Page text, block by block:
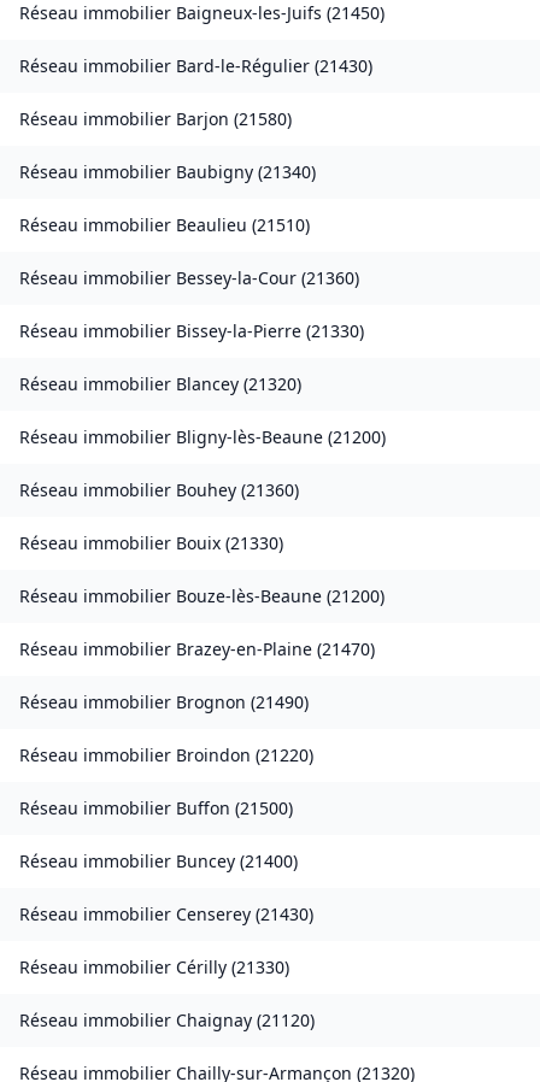
Réseau immobilier Baigneux-les-Juifs (21450)
Réseau immobilier Bard-le-Régulier (21430)
Réseau immobilier Barjon (21580)
Réseau immobilier Baubigny (21340)
Réseau immobilier Beaulieu (21510)
Réseau immobilier Bessey-la-Cour (21360)
Réseau immobilier Bissey-la-Pierre (21330)
Réseau immobilier Blancey (21320)
Réseau immobilier Bligny-lès-Beaune (21200)
Réseau immobilier Bouhey (21360)
Réseau immobilier Bouix (21330)
Réseau immobilier Bouze-lès-Beaune (21200)
Réseau immobilier Brazey-en-Plaine (21470)
Réseau immobilier Brognon (21490)
Réseau immobilier Broindon (21220)
Réseau immobilier Buffon (21500)
Réseau immobilier Buncey (21400)
Réseau immobilier Censerey (21430)
Réseau immobilier Cérilly (21330)
Réseau immobilier Chaignay (21120)
Réseau immobilier Chailly-sur-Armançon (21320)